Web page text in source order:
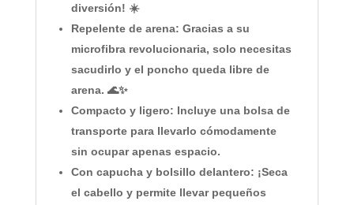
diversión! ☀️
Repelente de arena: Gracias a su
microfibra revolucionaria, solo necesitas
sacudirlo y el poncho queda libre de
arena. 🌊✨
Compacto y ligero: Incluye una bolsa de
transportepara llevarlo cómodamente
sin ocupar apenas espacio.
Con capucha y bolsillo delantero: ¡Seca
el cabello y permite llevar pequeños